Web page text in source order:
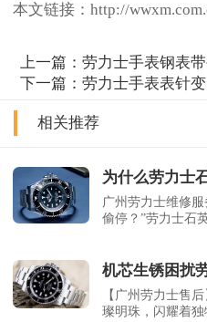
本文链接：http://
上一篇：劳力士手表钢表
下一篇：劳力士手表表针
相关推荐
为什么劳力士
广州劳力士维修
偷停？”劳力士石
机芯生锈困扰
【广州劳力士售
璨明珠，闪耀着独